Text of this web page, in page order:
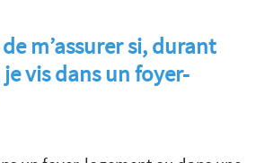
m’assurer si, durant
vis dans un foyer-